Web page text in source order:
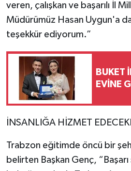
veren, çalışkan ve başarılı İl
Müdürümüz Hasan Uygun'a
teşekkür ediyorum.”
BUKET
EVİNE
İNSANLIĞA HİZMET
Trabzon eğitimde öncü bir
belirten Başkan Genç, “Başarı